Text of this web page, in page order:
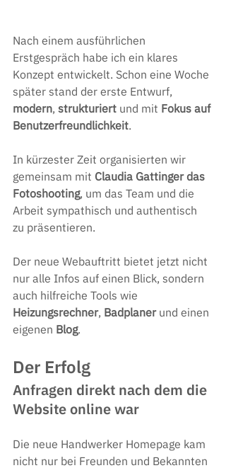
Nach einem ausführlichen
Erstgespräch habe ich ein klares
Konzept entwickelt. Schon eine Woche
später stand der erste Entwurf,
modern, strukturiert und mit Fokus auf
Benutzerfreundlichkeit.
In kürzester Zeit organisierten wir
gemeinsam mit Claudia Gattinger das
Fotoshooting, um das Team und die
Arbeit sympathisch und authentisch
zu präsentieren.
Der neue Webauftritt bietet jetzt nicht
nur alle Infos auf einen Blick, sondern
auch hilfreiche Tools wie
Heizungsrechner, Badplaner und einen
eigenen Blog.
Der Erfolg
Anfragen direkt nach dem die
Website online war
Die neue Handwerker Homepage kam
nicht nur bei Freunden und Bekannten